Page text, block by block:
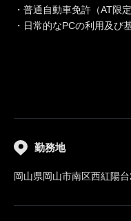
・普通自動車免許（AT限定
・日常的なPCの利用及び
勤務地
岡山県岡山市南区西紅陽